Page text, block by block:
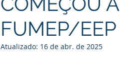
FUMEP/EEP
Atualizado: 16 de abr. de 2025